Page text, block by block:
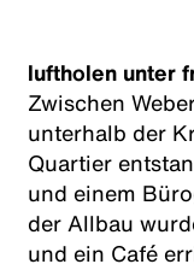
luftholen unter
Zwischen
unterhalb der
Quartier
und einem
der Allbau
und ein Café